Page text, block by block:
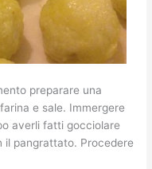
preparare una
e sale. Immergere
averli fatti gocciolare
il pangrattato. Procedere